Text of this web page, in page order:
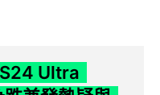
Ultra